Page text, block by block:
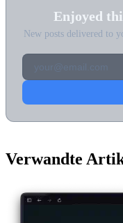
Enjoyed
New posts delivered to
Verwandte